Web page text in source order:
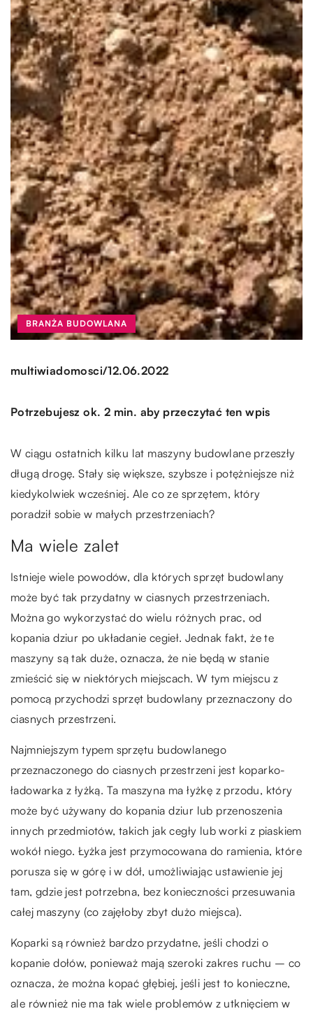
BRANŻA BUDOWLANA
multiwiadomosci/12.06.2022
Potrzebujesz ok. 2 min. aby przeczytać ten wpis
W ciągu ostatnich kilku lat maszyny budowlane przeszły
długą drogę. Stały się większe, szybsze i potężniejsze niż
kiedykolwiek wcześniej. Ale co ze sprzętem, który
poradził sobie w małych przestrzeniach?
Ma wiele zalet
Istnieje wiele powodów, dla których sprzęt budowlany
może być tak przydatny w ciasnych przestrzeniach.
Można go wykorzystać do wielu różnych prac, od
kopania dziur po układanie cegieł. Jednak fakt, że te
maszyny są tak duże, oznacza, że nie będą w stanie
zmieścić się w niektórych miejscach. W tym miejscu z
pomocą przychodzi sprzęt budowlany przeznaczony do
ciasnych przestrzeni.
Najmniejszym typem sprzętu budowlanego
przeznaczonego do ciasnych przestrzeni jest koparko-
ładowarka z łyżką. Ta maszyna ma łyżkę z przodu, który
może być używany do kopania dziur lub przenoszenia
innych przedmiotów, takich jak cegły lub worki z piaskiem
wokół niego. Łyżka jest przymocowana do ramienia, które
porusza się w górę i w dół, umożliwiając ustawienie jej
tam, gdzie jest potrzebna, bez konieczności przesuwania
całej maszyny (co zajęłoby zbyt dużo miejsca).
Koparki są również bardzo przydatne, jeśli chodzi o
kopanie dołów, ponieważ mają szeroki zakres ruchu – co
oznacza, że można kopać głębiej, jeśli jest to konieczne,
ale również nie ma tak wiele problemów z utknięciem w